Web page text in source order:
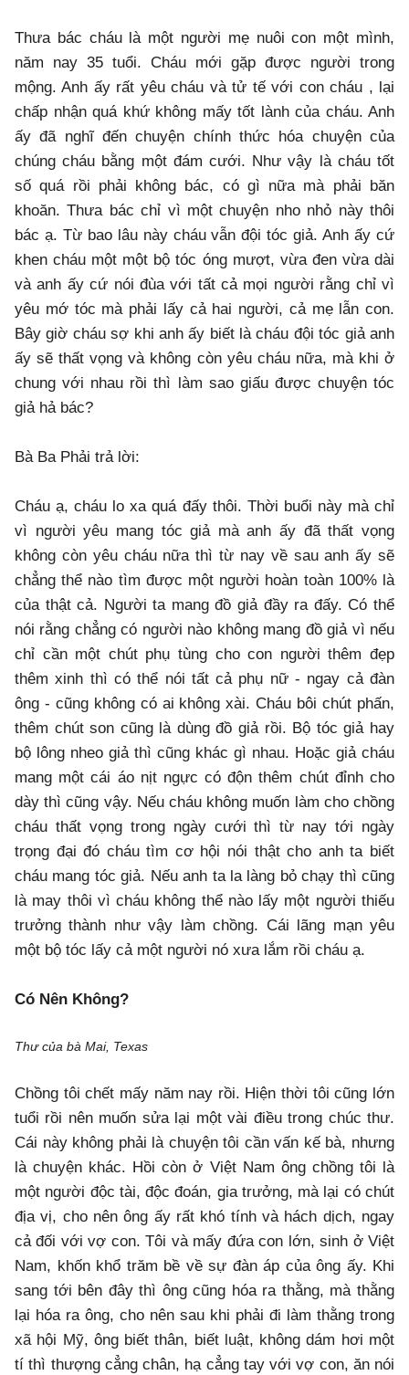
Thưa bác cháu là một người mẹ nuôi con một mình,
năm nay 35 tuổi. Cháu mới gặp được người trong
mộng. Anh ấy rất yêu cháu và tử tế với con cháu , lại
chấp nhận quá khứ không mấy tốt lành của cháu. Anh
ấy đã nghĩ đến chuyện chính thức hóa chuyện của
chúng cháu bằng một đám cưới. Như vậy là cháu tốt
số quá rồi phải không bác, có gì nữa mà phải băn
khoăn. Thưa bác chỉ vì một chuyện nho nhỏ này thôi
bác ạ. Từ bao lâu này cháu vẫn đội tóc giả. Anh ấy cứ
khen cháu một một bộ tóc óng mượt, vừa đen vừa dài
và anh ấy cứ nói đùa với tất cả mọi người rằng chỉ vì
yêu mớ tóc mà phải lấy cả hai người, cả mẹ lẫn con.
Bây giờ cháu sợ khi anh ấy biết là cháu đội tóc giả anh
ấy sẽ thất vọng và không còn yêu cháu nữa, mà khi ở
chung với nhau rồi thì làm sao giấu được chuyện tóc
giả hả bác?
Bà Ba Phải trả lời:
Cháu ạ, cháu lo xa quá đấy thôi. Thời buổi này mà chỉ
vì người yêu mang tóc giả mà anh ấy đã thất vọng
không còn yêu cháu nữa thì từ nay về sau anh ấy sẽ
chẳng thể nào tìm được một người hoàn toàn 100% là
của thật cả. Người ta mang đồ giả đầy ra đấy. Có thể
nói rằng chẳng có người nào không mang đồ giả vì nếu
chỉ cần một chút phụ tùng cho con người thêm đẹp
thêm xinh thì có thể nói tất cả phụ nữ - ngay cả đàn
ông - cũng không có ai không xài. Cháu bôi chút phấn,
thêm chút son cũng là dùng đồ giả rồi. Bộ tóc giả hay
bộ lông nheo giả thì cũng khác gì nhau. Hoặc giả cháu
mang một cái áo nịt ngực có độn thêm chút đỉnh cho
dày thì cũng vậy. Nếu cháu không muốn làm cho chồng
cháu thất vọng trong ngày cưới thì từ nay tới ngày
trọng đại đó cháu tìm cơ hội nói thật cho anh ta biết
cháu mang tóc giả. Nếu anh ta la làng bỏ chạy thì cũng
là may thôi vì cháu không thể nào lấy một người thiếu
trưởng thành như vậy làm chồng. Cái lãng mạn yêu
một bộ tóc lấy cả một người nó xưa lắm rồi cháu ạ.
Có Nên Không?
Thư của bà Mai, Texas
Chồng tôi chết mấy năm nay rồi. Hiện thời tôi cũng lớn
tuổi rồi nên muốn sửa lại một vài điều trong chúc thư.
Cái này không phải là chuyện tôi cần vấn kế bà, nhưng
là chuyện khác. Hồi còn ở Việt Nam ông chồng tôi là
một người độc tài, độc đoán, gia trưởng, mà lại có chút
địa vị, cho nên ông ấy rất khó tính và hách dịch, ngay
cả đối với vợ con. Tôi và mấy đứa con lớn, sinh ở Việt
Nam, khốn khổ trăm bề về sự đàn áp của ông ấy. Khi
sang tới bên đây thì ông cũng hóa ra thằng, mà thằng
lại hóa ra ông, cho nên sau khi phải đi làm thằng trong
xã hội Mỹ, ông biết thân, biết luật, không dám hơi một
tí thì thượng cẳng chân, hạ cẳng tay với vợ con, ăn nói